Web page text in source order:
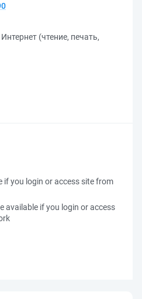
(чтение, печать,
if you login or access site from
available if you login or access